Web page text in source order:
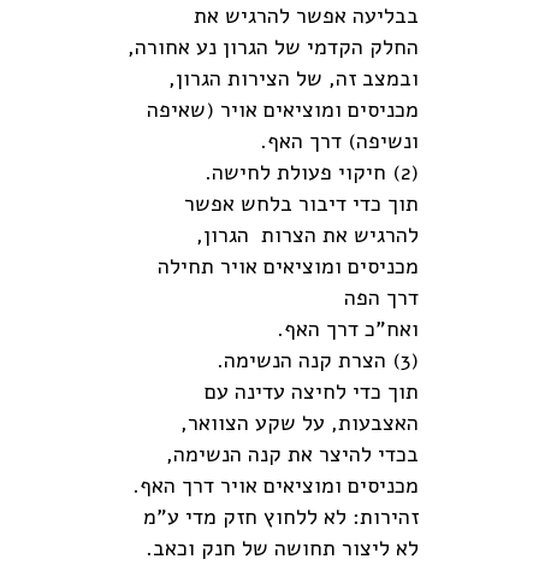
בבליעה אפשר להרגיש את
החלק הקדמי של הגרון נע אחורה,
ובמצב זה, של הצירות הגרון,
מכניסים ומוציאים אויר (שאיפה
ונשיפה) דרך האף.
(2) חיקוי פעולת לחישה.
תוך כדי דיבור בלחש אפשר
להרגיש את הצרות הגרון,
מכניסים ומוציאים אויר תחילה
דרך הפה
ואח"כ דרך האף.
(3) הצרת קנה הנשימה.
תוך כדי לחיצה עדינה עם
האצבעות, על שקע הצוואר,
בכדי להיצר את קנה הנשימה,
מכניסים ומוציאים אויר דרך האף.
זהירות: לא ללחוץ חזק מדי ע"מ
לא ליצור תחושה של חנק וכאב.